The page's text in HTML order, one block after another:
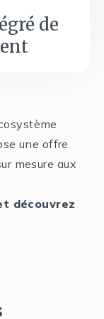
de
une offre
mesure aux
découvrez